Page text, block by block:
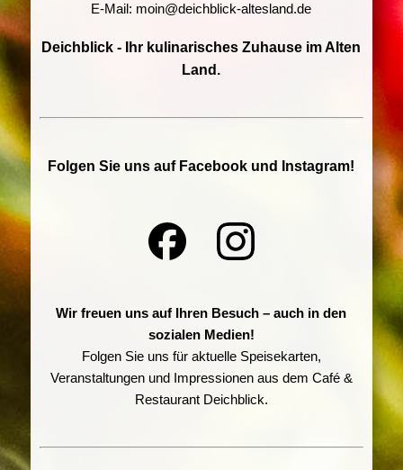
E-Mail: moin@deichblick-altesland.de
Deichblick - Ihr kulinarisches Zuhause im Alten
Land.
Folgen Sie uns auf Facebook und Instagram!
Wir freuen uns auf Ihren Besuch – auch in den
sozialen Medien!
Folgen Sie uns für aktuelle Speisekarten,
Veranstaltungen und Impressionen aus dem Café &
Restaurant Deichblick.